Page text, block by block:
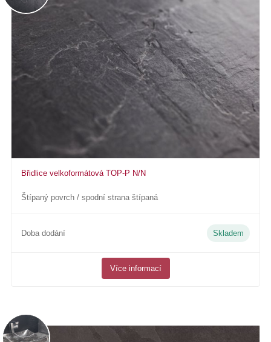
Břidlice velkoformátová TOP-P N/N
Štípaný povrch / spodní strana štípaná
Doba dodání Skladem
Více informací